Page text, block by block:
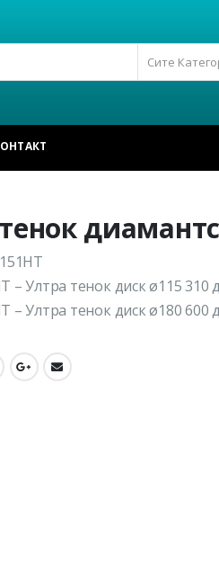
Сите
– Ултра тенок диск ø115 310
– Ултра тенок диск ø180 600